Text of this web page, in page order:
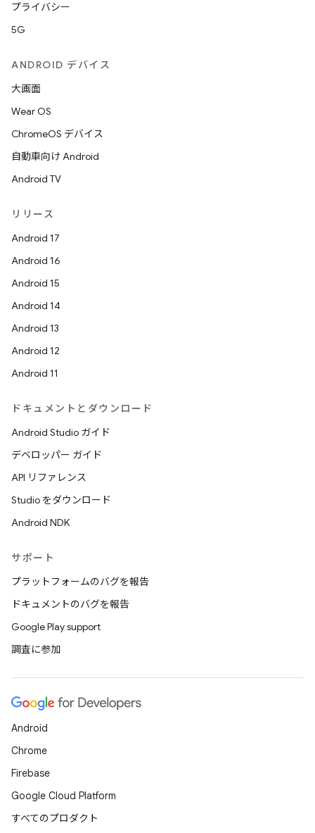
プライバシー
5G
ANDROID デバイス
大画面
Wear OS
ChromeOS デバイス
自動車向け Android
Android TV
リリース
Android 17
Android 16
Android 15
Android 14
Android 13
Android 12
Android 11
ドキュメントとダウンロード
Android Studio ガイド
デベロッパー ガイド
API リファレンス
Studio をダウンロード
Android NDK
サポート
プラットフォームのバグを報告
ドキュメントのバグを報告
Google Play support
調査に参加
Android
Chrome
Firebase
Google Cloud Platform
すべてのプロダクト